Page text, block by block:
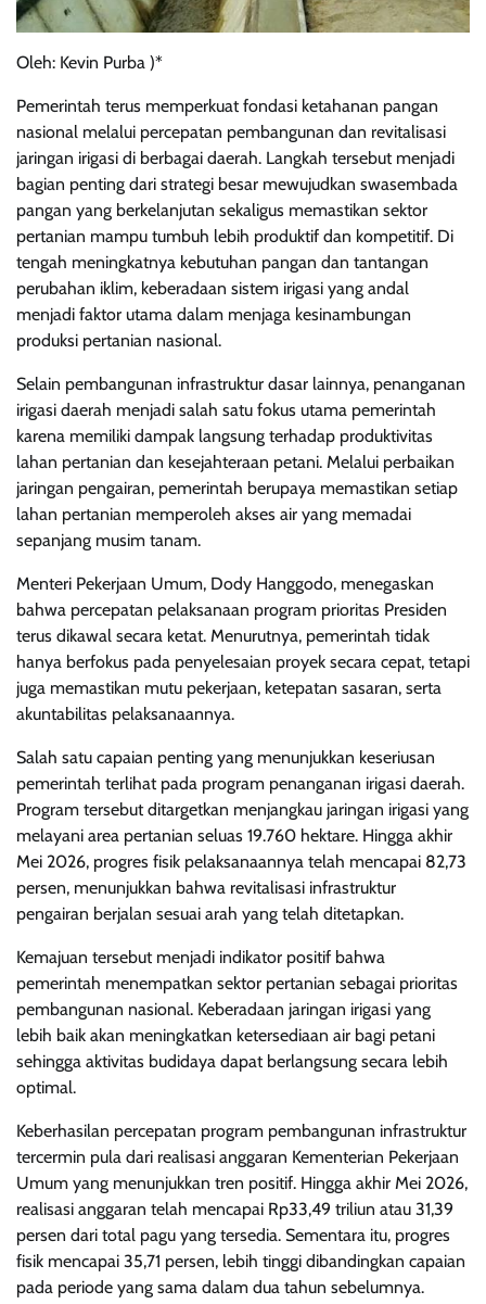
Oleh: Kevin Purba )*
Pemerintah terus memperkuat fondasi ketahanan pangan
nasional melalui percepatan pembangunan dan revitalisasi
jaringan irigasi di berbagai daerah. Langkah tersebut menjadi
bagian penting dari strategi besar mewujudkan swasembada
pangan yang berkelanjutan sekaligus memastikan sektor
pertanian mampu tumbuh lebih produktif dan kompetitif. Di
tengah meningkatnya kebutuhan pangan dan tantangan
perubahan iklim, keberadaan sistem irigasi yang andal
menjadi faktor utama dalam menjaga kesinambungan
produksi pertanian nasional.
Selain pembangunan infrastruktur dasar lainnya, penanganan
irigasi daerah menjadi salah satu fokus utama pemerintah
karena memiliki dampak langsung terhadap produktivitas
lahan pertanian dan kesejahteraan petani. Melalui perbaikan
jaringan pengairan, pemerintah berupaya memastikan setiap
lahan pertanian memperoleh akses air yang memadai
sepanjang musim tanam.
Menteri Pekerjaan Umum, Dody Hanggodo, menegaskan
bahwa percepatan pelaksanaan program prioritas Presiden
terus dikawal secara ketat. Menurutnya, pemerintah tidak
hanya berfokus pada penyelesaian proyek secara cepat, tetapi
juga memastikan mutu pekerjaan, ketepatan sasaran, serta
akuntabilitas pelaksanaannya.
Salah satu capaian penting yang menunjukkan keseriusan
pemerintah terlihat pada program penanganan irigasi daerah.
Program tersebut ditargetkan menjangkau jaringan irigasi yang
melayani area pertanian seluas 19.760 hektare. Hingga akhir
Mei 2026, progres fisik pelaksanaannya telah mencapai 82,73
persen, menunjukkan bahwa revitalisasi infrastruktur
pengairan berjalan sesuai arah yang telah ditetapkan.
Kemajuan tersebut menjadi indikator positif bahwa
pemerintah menempatkan sektor pertanian sebagai prioritas
pembangunan nasional. Keberadaan jaringan irigasi yang
lebih baik akan meningkatkan ketersediaan air bagi petani
sehingga aktivitas budidaya dapat berlangsung secara lebih
optimal.
Keberhasilan percepatan program pembangunan infrastruktur
tercermin pula dari realisasi anggaran Kementerian Pekerjaan
Umum yang menunjukkan tren positif. Hingga akhir Mei 2026,
realisasi anggaran telah mencapai Rp33,49 triliun atau 31,39
persen dari total pagu yang tersedia. Sementara itu, progres
fisik mencapai 35,71 persen, lebih tinggi dibandingkan capaian
pada periode yang sama dalam dua tahun sebelumnya.